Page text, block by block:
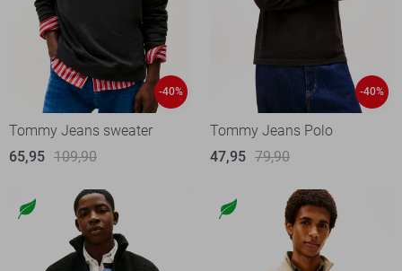
-40%
Tommy Jeans sweater
65,95 109,90
-40%
Tommy Jeans Polo
47,95 79,90